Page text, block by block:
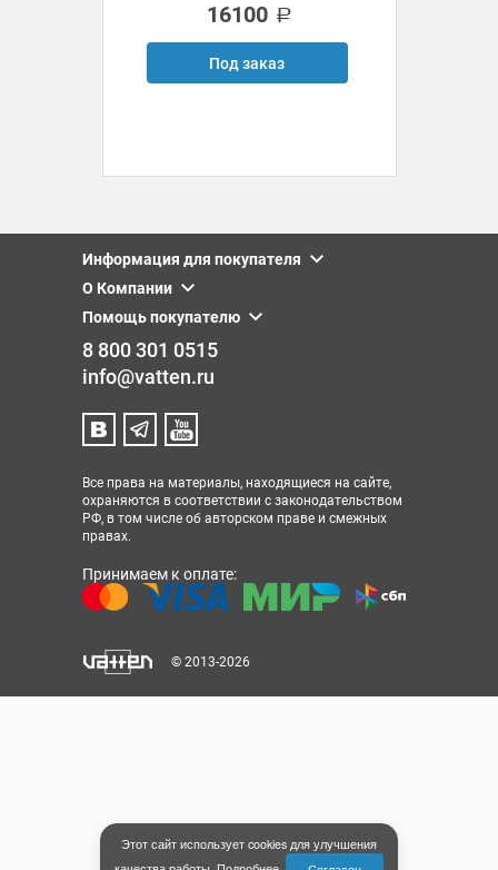
16100
Под заказ
Информация для покупателя
О Компании
Помощь покупателю
8 800 301 0515
info@vatten.ru
Все права на материалы, находящиеся на сайте,
охраняются в соответствии с законодательством
РФ, в том числе об авторском праве и смежных
правах.
Принимаем к оплате:
© 2013-2026
Этот сайт использует cookies для улучшения